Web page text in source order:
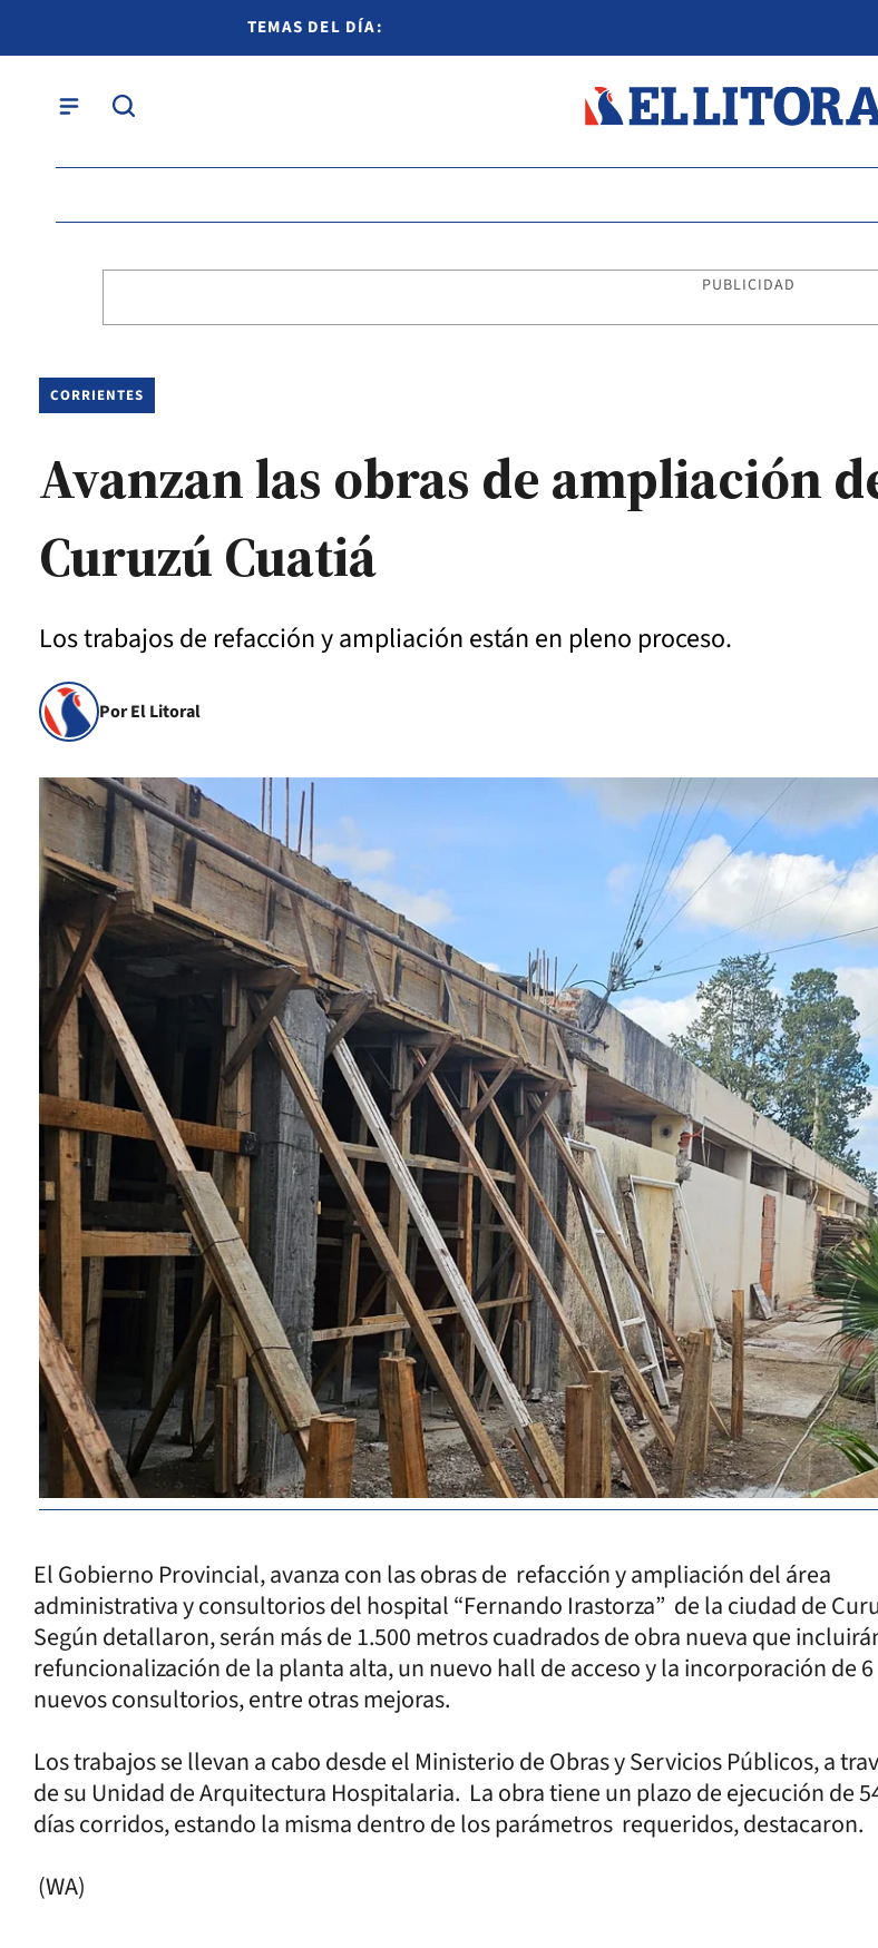
TEMAS DEL DÍA:
PUBLICIDAD
CORRIENTES
Avanzan las obras de ampliación
Curuzú Cuatiá
Los trabajos de refacción y ampliación están en pleno proceso.
Por El Litoral
El Gobierno Provincial, avanza con las obras de refacción y ampliación del área
administrativa y consultorios del hospital “Fernando Irastorza” de la ciudad de
Según detallaron, serán más de 1.500 metros cuadrados de obra nueva que
refuncionalización de la planta alta, un nuevo hall de acceso y la incorporación de 6
nuevos consultorios, entre otras mejoras.
Los trabajos se llevan a cabo desde el Ministerio de Obras y Servicios Públicos, a
de su Unidad de Arquitectura Hospitalaria. La obra tiene un plazo de ejecución de
días corridos, estando la misma dentro de los parámetros requeridos, destacaron.
(WA)